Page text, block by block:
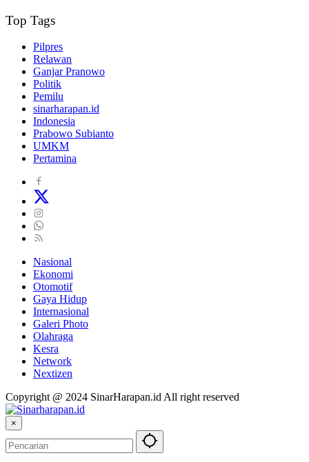
Top Tags
Pilpres
Relawan
Ganjar Pranowo
Politik
Pemilu
sinarharapan.id
Indonesia
Prabowo Subianto
UMKM
Pertamina
Nasional
Ekonomi
Otomotif
Gaya Hidup
Internasional
Galeri Photo
Olahraga
Kesra
Network
Nextizen
Copyright @ 2024 SinarHarapan.id All right reserved
×